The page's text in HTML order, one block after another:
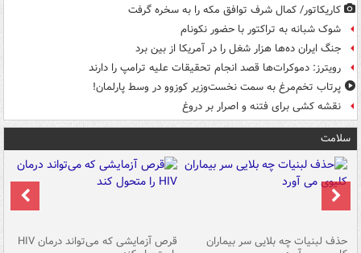
کاریکاتور/ کمال شرف توافق مکه را به سخره گرفت
شوک شبانه به تراکتور با حضور نکونام
جنگ ایران ده‌ها هزار شغل را در آمریکا از بین برد
رویترز: دموکرات‌ها قصد انجام تحقیقات علیه ترامپ را دارند
پرتاب تخم‌مرغ به سمت نخست‌وزیر کوزوو در وسط پارلمان!
نقشه کشی برای فتنه و اصرار بر دروغ
سلامت
حذف لبنیات چه بلایی سر بیماران قرص آزمایشی که می‌تواند درمان HIV